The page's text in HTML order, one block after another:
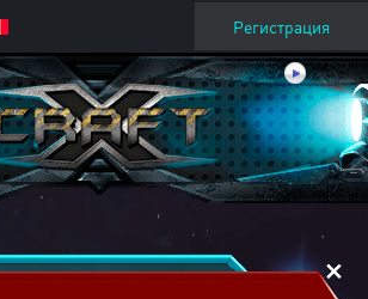
Регистрация